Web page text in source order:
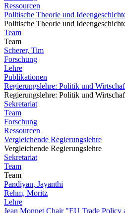
Ressourcen
Politische Theorie und
Politische Theorie und
Team
Team
Scherer, Tim
Forschung
Lehre
Publikationen
Regierungslehre: Politik und
Regierungslehre: Politik und
Sekretariat
Team
Forschung
Ressourcen
Vergleichende Regierungslehre
Vergleichende Regierungslehre
Sekretariat
Team
Team
Pandiyan, Jayanthi
Rehm, Moritz
Lehre
Jean Monnet Chair "EU Trade Policy